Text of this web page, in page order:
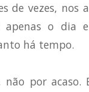
de vezes, nos
apenas o dia
há tempo.
por acaso.